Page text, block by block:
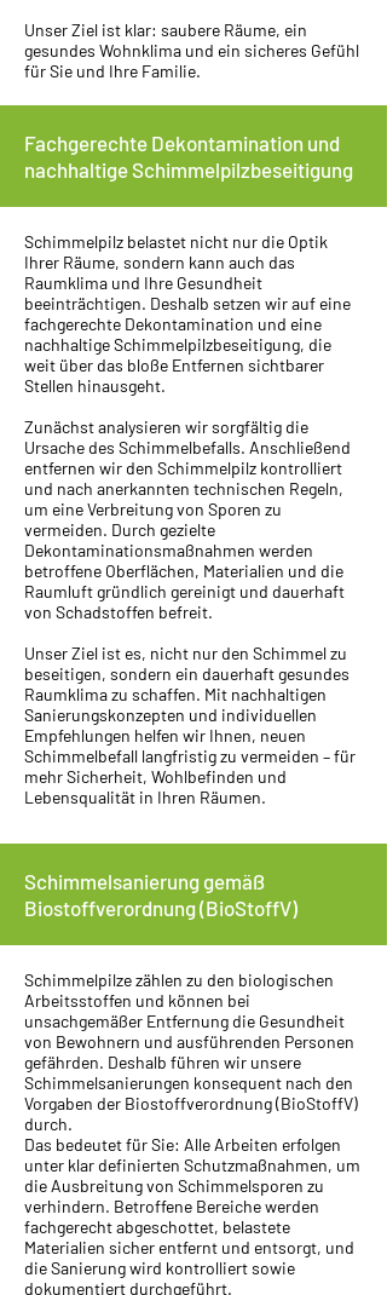
Unser Ziel ist klar: saubere Räume, ein
gesundes Wohnklima und ein sicheres Gefühl
für Sie und Ihre Familie.
Fachgerechte Dekontamination und
nachhaltige Schimmelpilzbeseitigung
Schimmelpilz belastet nicht nur die Optik
Ihrer Räume, sondern kann auch das
Raumklima und Ihre Gesundheit
beeinträchtigen. Deshalb setzen wir auf eine
fachgerechte Dekontamination und eine
nachhaltige Schimmelpilzbeseitigung, die
weit über das bloße Entfernen sichtbarer
Stellen hinausgeht.
Zunächst analysieren wir sorgfältig die
Ursache des Schimmelbefalls. Anschließend
entfernen wir den Schimmelpilz kontrolliert
und nach anerkannten technischen Regeln,
um eine Verbreitung von Sporen zu
vermeiden. Durch gezielte
Dekontaminationsmaßnahmen werden
betroffene Oberflächen, Materialien und die
Raumluft gründlich gereinigt und dauerhaft
von Schadstoffen befreit.
Unser Ziel ist es, nicht nur den Schimmel zu
beseitigen, sondern ein dauerhaft gesundes
Raumklima zu schaffen. Mit nachhaltigen
Sanierungskonzepten und individuellen
Empfehlungen helfen wir Ihnen, neuen
Schimmelbefall langfristig zu vermeiden – für
mehr Sicherheit, Wohlbefinden und
Lebensqualität in Ihren Räumen.
Schimmelsanierung gemäß
Biostoffverordnung (BioStoffV)
Schimmelpilze zählen zu den biologischen
Arbeitsstoffen und können bei
unsachgemäßer Entfernung die Gesundheit
von Bewohnern und ausführenden Personen
gefährden. Deshalb führen wir unsere
Schimmelsanierungen konsequent nach den
Vorgaben der Biostoffverordnung (BioStoffV)
durch.
Das bedeutet für Sie: Alle Arbeiten erfolgen
unter klar definierten Schutzmaßnahmen, um
die Ausbreitung von Schimmelsporen zu
verhindern. Betroffene Bereiche werden
fachgerecht abgeschottet, belastete
Materialien sicher entfernt und entsorgt, und
die Sanierung wird kontrolliert sowie
dokumentiert durchgeführt.